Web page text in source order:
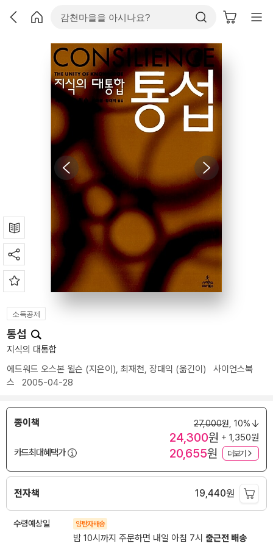
소득공제
통섭
지식의 대통합
에드워드 오스본 윌슨 (지은이), 최재천, 장대익 (옮긴이) 사이언스북
스 2005-04-28
종이책 27,000원, 10%
24,300원 + 1,350원
카드최대혜택가
20,655원 더보기
전자책 19,440원
수령예상일 양탄자배송
밤 10시까지 주문하면 내일 아침 7시 출근전 배송